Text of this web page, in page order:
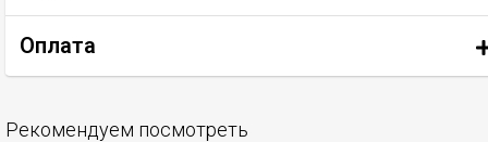
Оплата
Рекомендуем посмотреть